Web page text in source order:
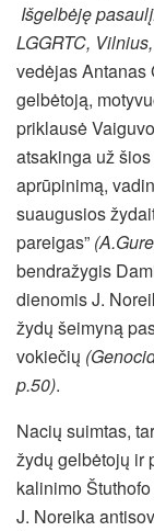
Išgelbėję
LGGRTC,
vedėjas Antanas
gelbėtoją,
priklausė
atsakinga už
aprūpinimą,
suaugusios
pareigas”
bendražygis
dienomis J.
žydų šeimyną
vokiečių
p.50).
Nacių suimtas,
žydų gelbėtojų ir
kalinimo
J. Noreika